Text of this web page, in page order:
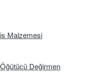
Malzemesi
Değirmen